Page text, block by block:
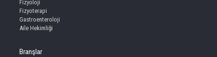
Fizyoloji
Fizyoterapi
Gastroenteroloji
Aile Hekimliği
Branşlar